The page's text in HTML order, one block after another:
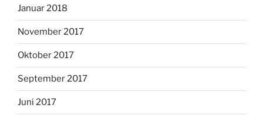
Januar 2018
November 2017
Oktober 2017
September 2017
Juni 2017